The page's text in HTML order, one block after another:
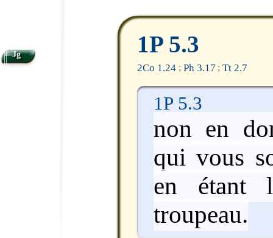
1P 5.3
2Co 1.24 ; Ph 3.17 ; Tt 2.7
1P 5.3
non en
qui vous
en étant
troupeau.
Jg